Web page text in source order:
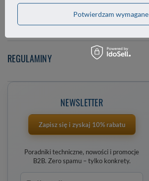
REGULAMINY
NEWSLETTER
Zapisz się i zyskaj 10% rabatu
Poradniki techniczne, nowości i promocje
B2B. Zero spamu – tylko konkrety.
Potwierdzam wymagane